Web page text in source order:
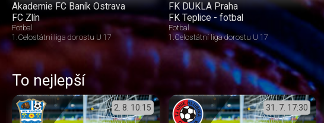
Akademie FC Baník Ostrava
FC Zlín
Fotbal
1.Celostátní liga dorostu U 17
FK DUKLA Praha
FK Teplice - fotbal
Fotbal
1.Celostátní liga dorostu U 17
To nejlepší
2. 8. 10:15 31. 7. 17:30